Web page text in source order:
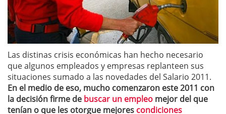
Las distinas crisis económicas han hecho necesario
que algunos empleados y empresas replanteen sus
situaciones sumado a las novedades del Salario 2011.
En el medio de eso, mucho comenzaron este 2011 con
la decisión firme de buscar un empleo mejor del que
tenían o que les otorgue mejores condiciones